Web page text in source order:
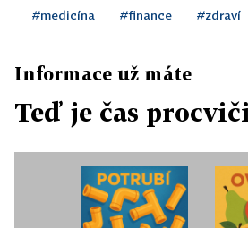
#medicína #finance #zdraví
Informace už máte
Teď je čas